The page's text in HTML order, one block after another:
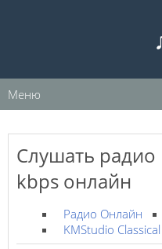
Меню
Слушать радио
kbps онлайн
Радио Онлайн
KMStudio